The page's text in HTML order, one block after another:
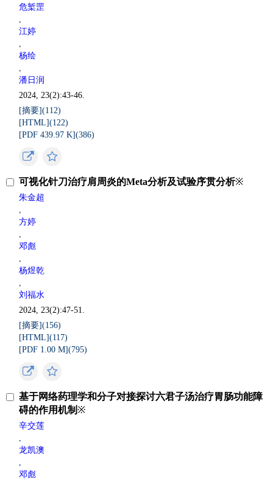
危椠罡
,
江婷
,
杨绘
,
潘日润
2024, 23(2):43-46.
[摘要](112)
[HTML](122)
[PDF 439.97 K](386)
可视化针刀治疗肩周炎的Meta分析及试验序贯分析※
朱金超
,
方婷
,
邓彪
,
杨煜乾
,
刘福水
2024, 23(2):47-51.
[摘要](156)
[HTML](117)
[PDF 1.00 M](795)
基于网络药理学和分子对接探讨六君子汤治疗胃肠功能障
碍的作用机制※
辛交莲
,
龙凯澳
,
邓彪